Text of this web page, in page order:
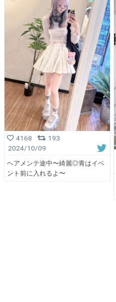
4168
193
2024/10/09
ヘアメンテ途中〜綺麗◎青はイベ
ント前に入れるよ〜